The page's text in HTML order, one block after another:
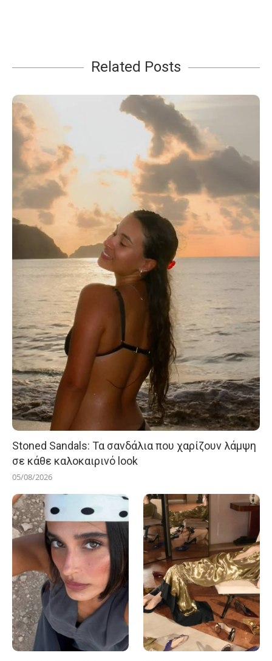
Related Posts
Stoned Sandals: Τα σανδάλια που χαρίζουν λάμψη
σε κάθε καλοκαιρινό look
05/08/2026